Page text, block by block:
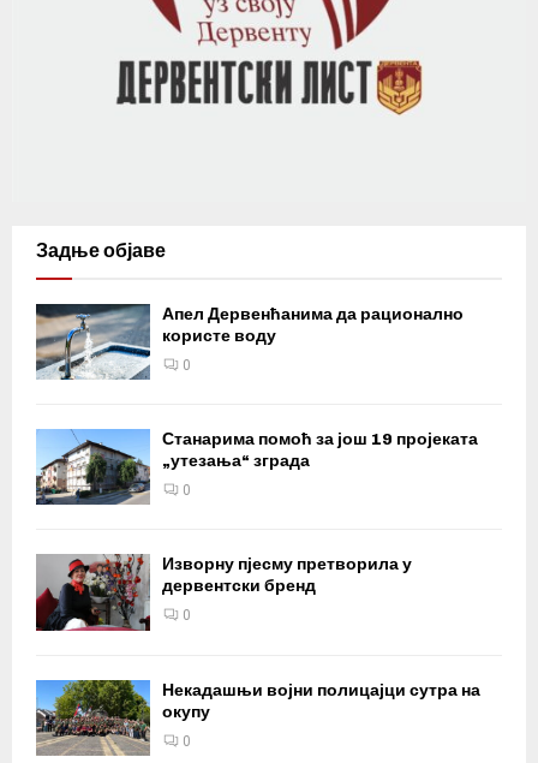
Задње објаве
Апел Дервенћанима да рационално
користе воду
0
Станарима помоћ за још 19 пројеката
„утезања“ зграда
0
Изворну пјесму претворила у
дервентски бренд
0
Некадашњи војни полицајци сутра на
окупу
0